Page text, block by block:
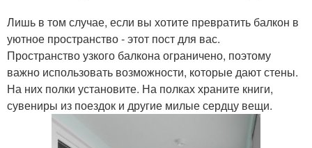
Лишь в том случае, если вы хотите превратить балкон в
уютное пространство - этот пост для вас.
Пространство узкого балкона ограничено, поэтому
важно использовать возможности, которые дают стены.
На них полки установите. На полках храните книги,
сувениры из поездок и другие милые сердцу вещи.